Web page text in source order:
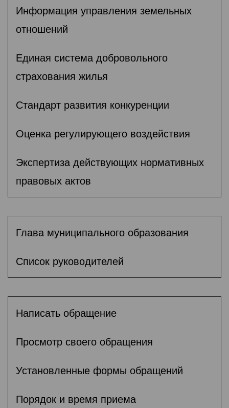
Информация управления земельных
отношений
Единая система добровольного
страхования жилья
Стандарт развития конкуренции
Оценка регулирующего воздействия
Экспертиза действующих нормативных
правовых актов
Глава муниципального образования
Список руководителей
Написать обращение
Просмотр своего обращения
Установленные формы обращений
Порядок и время приема